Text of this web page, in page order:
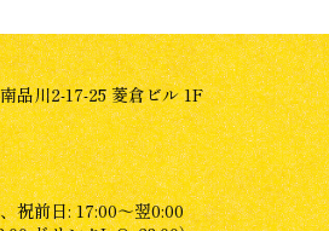
品川2-17-25 菱倉ビル 1F
祝前日: 17:00～翌0:00